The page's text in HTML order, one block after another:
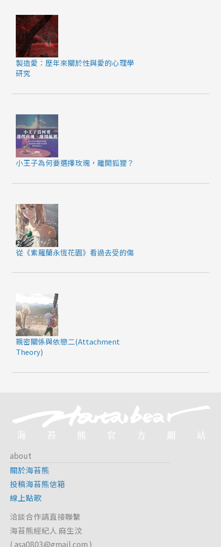
製造愛：歷年來關於性與愛的心理學
研究
小王子為何要選擇玫瑰，離開狐狸？
從《紫羅蘭永恆花園》看過去受的傷
親密關係與依戀二(Attachment
Theory)
about
關於海苔熊
投稿海苔熊信箱
線上點歌
洽談合作請直接聯繫
海苔熊經紀人 麻生汶
(asa0803@gmail.com )